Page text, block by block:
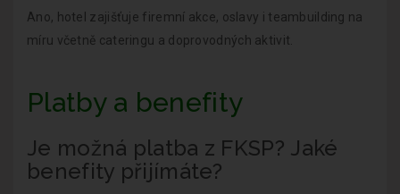
Ano, hotel zajišťuje firemní akce, oslavy i teambuilding na
míru včetně cateringu a doprovodných aktivit.
Platby a benefity
Je možná platba z FKSP? Jaké
benefity přijímáte?